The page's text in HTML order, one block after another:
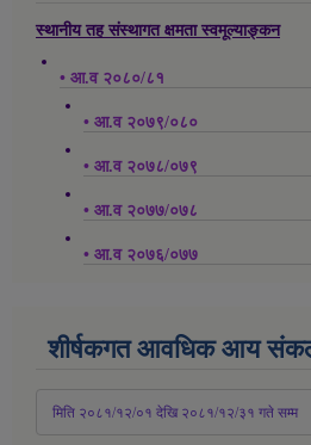
स्थानीय तह संस्थागत क्षमता स्वमूल्याङ्कन
• आ.व २०८०/८१
• आ.व २०७९/०८०
• आ.व २०७८/०७९
• आ.व २०७७/०७८
• आ.व २०७६/०७७
शीर्षकगत आवधिक आय
मिति २०८१/१२/०१ देखि २०८१/१२/३१ गते सम्म